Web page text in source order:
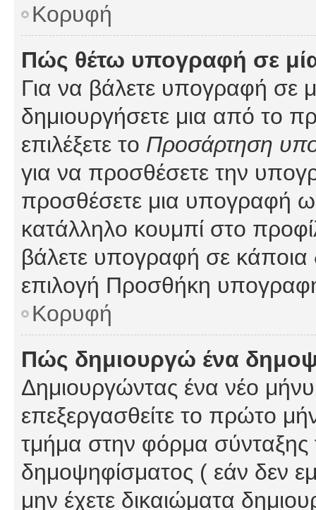
Κορυφή
Πώς θέτω υπογραφή σε
Για να βάλετε υπογραφή σε
δημιουργήσετε μια από το
επιλέξετε το Προσάρτηση
για να προσθέσετε την
προσθέσετε μια υπογραφή
κατάλληλο κουμπί στο
βάλετε υπογραφή σε κάποια
επιλογή Προσθήκη
Κορυφή
Πώς δημιουργώ ένα
Δημιουργώντας ένα νέο
επεξεργασθείτε το πρώτο
τμήμα στην φόρμα σύνταξης
δημοψηφίσματος ( εάν δεν
μην έχετε δικαιώματα